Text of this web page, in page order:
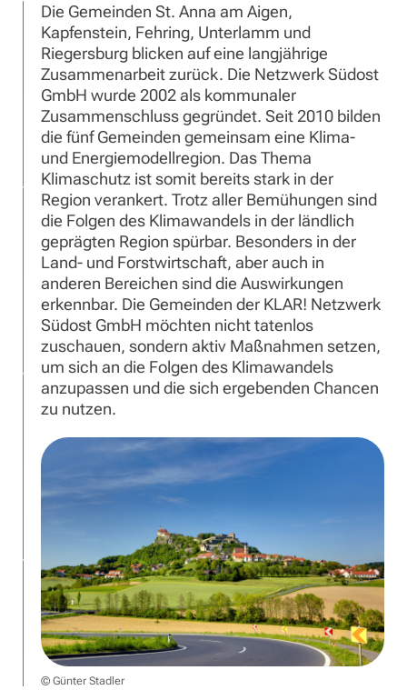
Die Gemeinden St. Anna am Aigen,
Kapfenstein, Fehring, Unterlamm und
Riegersburg blicken auf eine langjährige
Zusammenarbeit zurück. Die Netzwerk Südost
GmbH wurde 2002 als kommunaler
Zusammenschluss gegründet. Seit 2010 bilden
die fünf Gemeinden gemeinsam eine Klima-
und Energiemodellregion. Das Thema
Klimaschutz ist somit bereits stark in der
Region verankert. Trotz aller Bemühungen sind
die Folgen des Klimawandels in der ländlich
geprägten Region spürbar. Besonders in der
Land- und Forstwirtschaft, aber auch in
anderen Bereichen sind die Auswirkungen
erkennbar. Die Gemeinden der KLAR! Netzwerk
Südost GmbH möchten nicht tatenlos
zuschauen, sondern aktiv Maßnahmen setzen,
um sich an die Folgen des Klimawandels
anzupassen und die sich ergebenden Chancen
zu nutzen.
© Günter Stadler